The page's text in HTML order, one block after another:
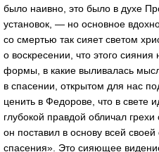
было наивно, это было в духе
установок, — но основное
со смертью так сияет светом
о воскресении, что этого
формы, в какие выливалась
в спасении, открытом для нас
ценить в Федорове, что в свете
глубокой правдой обличал
он поставил в основу всей
спасения». Это сияющее